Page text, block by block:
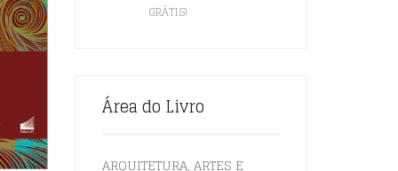
GRÁTIS!
Área do Livro
ARQUITETURA, ARTES E